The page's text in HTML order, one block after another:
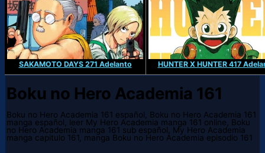
SAKAMOTO DAYS 271 Adelanto HUNTER X HUNTER 417
Boku no Hero Academia 161
Boku no Hero Academia 161 español, Boku no Hero Academia 161
manga español, leer My Hero Academia manga 161 online, Boku
no Hero Academia manga 161 sub español, My Hero Academia
manga capitulo 161, manga Boku no Hero Academia episodio 161